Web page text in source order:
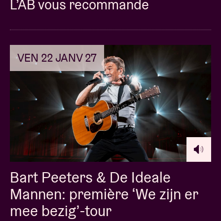
L’AB vous recommande
VEN 22 JANV 27
Bart Peeters & De Ideale
Mannen: première ‘We zijn er
mee bezig’-tour